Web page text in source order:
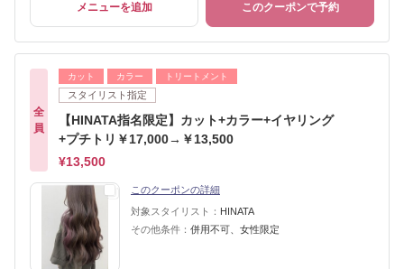
メニューを追加 このクーポンで予約
全
員
カット カラー トリートメント
スタイリスト指定
【HINATA指名限定】カット+カラー+イヤリング
+プチトリ￥17,000→￥13,500
¥13,500
このクーポンの詳細
対象スタイリスト： HINATA
その他条件： 併用不可、女性限定